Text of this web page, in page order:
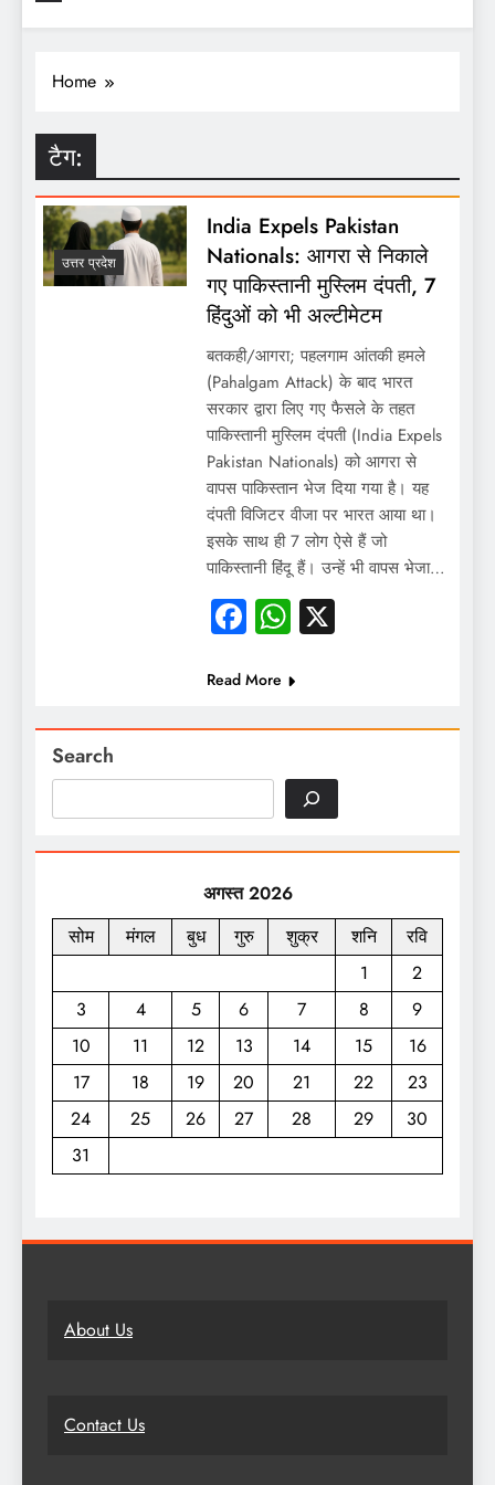
Home
टैग:
उत्तर प्रदेश
India Expels Pakistan
Nationals: आगरा से निकाले
गए पाकिस्तानी मुस्लिम दंपती, 7
हिंदुओं को भी अल्टीमेटम
बतकही/आगरा; पहलगाम आंतकी हमले
(Pahalgam Attack) के बाद भारत
सरकार द्वारा लिए गए फैसले के तहत
पाकिस्तानी मुस्लिम दंपती (India Expels
Pakistan Nationals) को आगरा से
वापस पाकिस्तान भेज दिया गया है। यह
दंपती विजिटर वीजा पर भारत आया था।
इसके साथ ही 7 लोग ऐसे हैं जो
पाकिस्तानी हिंदू हैं। उन्हें भी वापस भेजा…
Facebook
WhatsApp
X
Read More
Search
अगस्त 2026
सोम
मंगल बुध गुरु शुक्र शनि
रवि
1
2
3
4 5 6 7 8
9
10
11 12 13 14 15
16
17
18 19 20 21 22
23
24
25 26 27 28 29
30
31
About Us
Contact Us